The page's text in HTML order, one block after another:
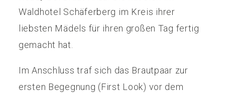
Waldhotel Schäferberg im Kreis ihrer
liebsten Mädels für ihren großen Tag fertig
gemacht hat.
Im Anschluss traf sich das Brautpaar zur
ersten Begegnung (First Look) vor dem